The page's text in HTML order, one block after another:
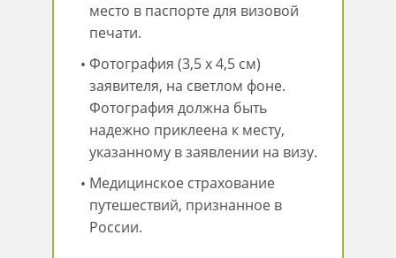
место в паспорте для визовой
печати.
Фотография (3,5 х 4,5 см)
заявителя, на светлом фоне.
Фотография должна быть
надежно приклеена к месту,
указанному в заявлении на визу.
Медицинское страхование
путешествий, признанное в
России.